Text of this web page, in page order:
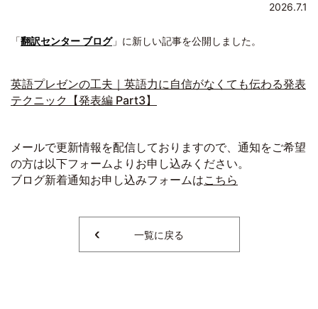
2026.7.1
「翻訳センター ブログ」に新しい記事を公開しました。
英語プレゼンの工夫｜英語力に自信がなくても伝わる発表
テクニック【発表編 Part3】
メールで更新情報を配信しておりますので、通知をご希望
の方は以下フォームよりお申し込みください。
ブログ新着通知お申し込みフォームはこちら
一覧に戻る